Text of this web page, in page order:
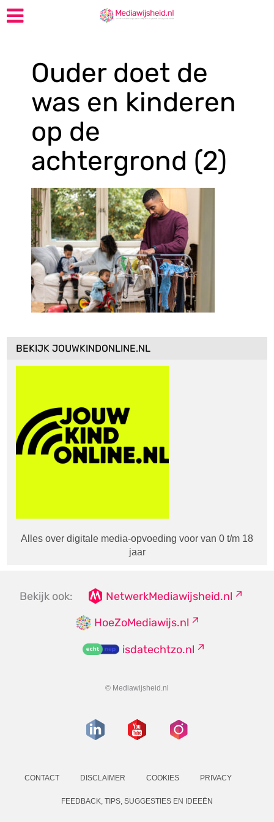
Ouder doet de
was en kinderen
op de
achtergrond (2)
BEKIJK JOUWKINDONLINE.NL
Alles over digitale media-opvoeding voor van 0 t/m 18
jaar
Bekijk ook:
NetwerkMediawijsheid.nl
HoeZoMediawijs.nl
isdatechtzo.nl
© Mediawijsheid.nl
CONTACT DISCLAIMER COOKIES PRIVACY
FEEDBACK, TIPS, SUGGESTIES EN IDEEËN